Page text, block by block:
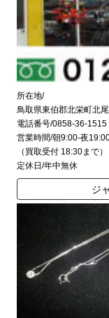
所在地/
鳥取県東伯郡北栄町北
電話番号/0858-36-1515
営業時間/朝9:00-夜
（買取受付 18:30まで）
定休日/年中無休
ジ